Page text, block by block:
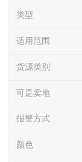
类型
适用范围
货源类别
可是卖地
报警方式
颜色